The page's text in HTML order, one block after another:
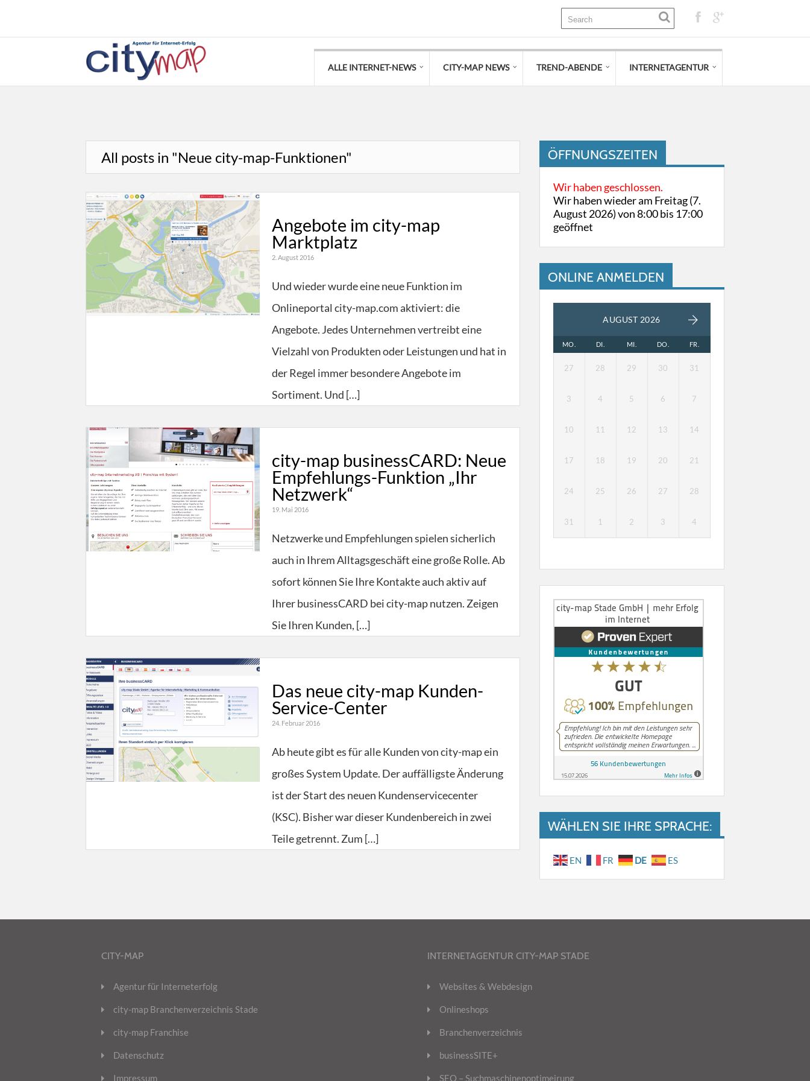
ALLE INTERNET-NEWS CITY-MAP NEWS TREND-ABENDE INTERNETAGENTUR
All posts in "Neue city-map-Funktionen"
Angebote im city-map
Marktplatz
2. August 2016
Und wieder wurde eine neue Funktion im
Onlineportal city-map.com aktiviert: die
Angebote. Jedes Unternehmen vertreibt eine
Vielzahl von Produkten oder Leistungen und hat in
der Regel immer besondere Angebote im
Sortiment. Und […]
city-map businessCARD: Neue
Empfehlungs-Funktion „Ihr
Netzwerk“
19. Mai 2016
Netzwerke und Empfehlungen spielen sicherlich
auch in Ihrem Alltagsgeschäft eine große Rolle. Ab
sofort können Sie Ihre Kontakte auch aktiv auf
Ihrer businessCARD bei city-map nutzen. Zeigen
Sie Ihren Kunden, […]
Das neue city-map Kunden-
Service-Center
24. Februar 2016
Ab heute gibt es für alle Kunden von city-map ein
großes System Update. Der auffälligste Änderung
ist der Start des neuen Kundenservicecenter
(KSC). Bisher war dieser Kundenbereich in zwei
Teile getrennt. Zum […]
ÖFFNUNGSZEITEN
Wir haben geschlossen.
Wir haben wieder am Freitag (7.
August 2026) von 8:00 bis 17:00
geöffnet
ONLINE ANMELDEN
AUGUST 2026
MO. DI. MI. DO. FR.
27 28 29 30 31
3 4 5 6 7
10 11 12 13 14
17 18 19 20 21
24 25 26 27 28
31 1 2 3 4
WÄHLEN SIE IHRE SPRACHE:
EN FR DE ES
CITY-MAP
Agentur für Interneterfolg
city-map Branchenverzeichnis Stade
city-map Franchise
Datenschutz
Impressum
INTERNETAGENTUR CITY-MAP STADE
Websites & Webdesign
Onlineshops
Branchenverzeichnis
businessSITE+
SEO – Suchmaschinenoptimeirung